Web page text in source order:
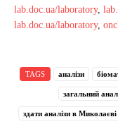
lab.doc.ua/laboratory,
lab.doc.ua/laboratory,
TAGS аналізи
загальний
здати аналізи в Миколаєві